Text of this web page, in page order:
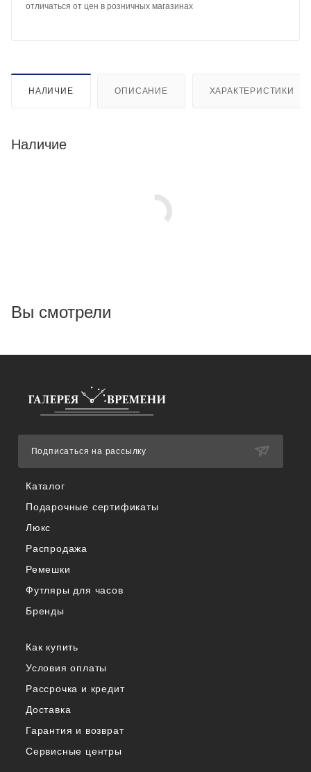
отличаться от цен в розничных магазинах
НАЛИЧИЕ ОПИСАНИЕ ХАРАКТЕРИСТИКИ
Наличие
Вы смотрели
Каталог
Подарочные сертификаты
Люкс
Распродажа
Ремешки
Футляры для часов
Бренды
Как купить
Условия оплаты
Рассрочка и кредит
Доставка
Гарантия и возврат
Сервисные центры
Подписаться на рассылку